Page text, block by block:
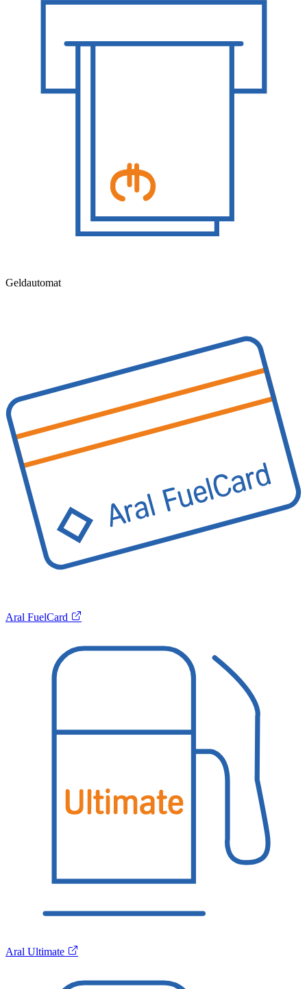
Geldautomat
Aral FuelCard
Aral Ultimate